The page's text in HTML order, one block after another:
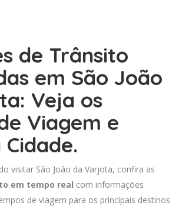
de Trânsito
em São João
Veja os
Viagem e
visitar São João da Varjota, confira as
em tempo real com informações
de viagem para os principais destinos